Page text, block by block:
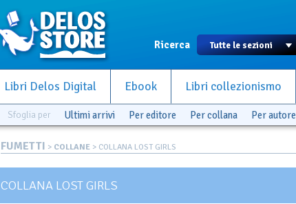
Ricerca
Libri Delos Digital Ebook Libri collezionismo
Sfoglia per Ultimi arrivi Per editore Per collana Per autore
FUMETTI > COLLANE > COLLANA LOST GIRLS
COLLANA LOST GIRLS